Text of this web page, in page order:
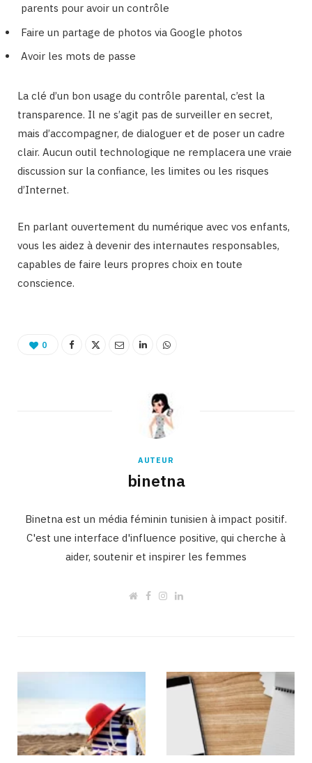
parents pour avoir un contrôle
Faire un partage de photos via Google photos
Avoir les mots de passe
La clé d’un bon usage du contrôle parental, c’est la
transparence. Il ne s’agit pas de surveiller en secret,
mais d’accompagner, de dialoguer et de poser un cadre
clair. Aucun outil technologique ne remplacera une vraie
discussion sur la confiance, les limites ou les risques
d’Internet.
En parlant ouvertement du numérique avec vos enfants,
vous les aidez à devenir des internautes responsables,
capables de faire leurs propres choix en toute
conscience.
0
AUTEUR
binetna
Binetna est un média féminin tunisien à impact positif.
C'est une interface d'influence positive, qui cherche à
aider, soutenir et inspirer les femmes
W
F
I
m
L